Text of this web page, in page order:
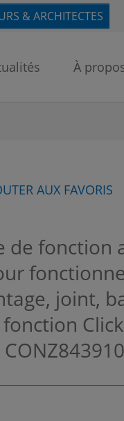
& ARCHITECTES
À
AUX FAVORIS
de fonction
joint,